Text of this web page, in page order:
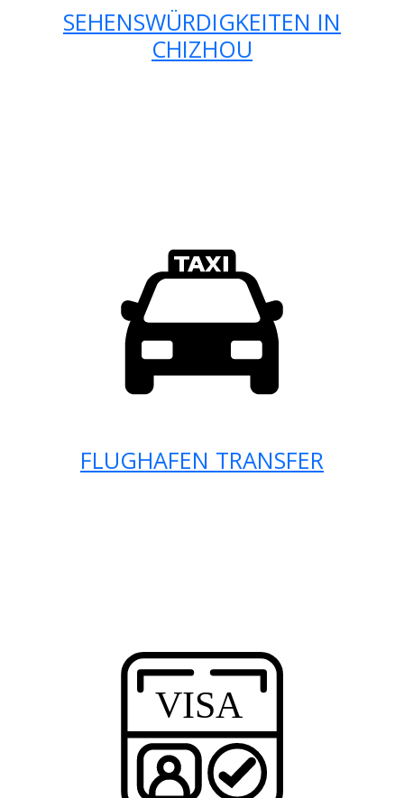
SEHENSWÜRDIGKEITEN IN
CHIZHOU
FLUGHAFEN TRANSFER